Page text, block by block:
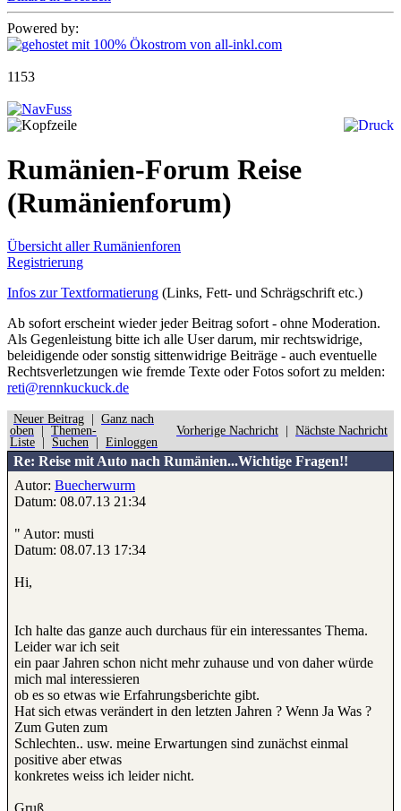
Powered by:
1153
Rumänien-Forum Reise
(Rumänienforum)
Übersicht aller Rumänienforen
Registrierung
Infos zur Textformatierung (Links, Fett- und Schrägschrift etc.)
Ab sofort erscheint wieder jeder Beitrag sofort - ohne Moderation.
Als Gegenleistung bitte ich alle User darum, mir rechtswidrige,
beleidigende oder sonstig sittenwidrige Beiträge - auch eventuelle
Rechtsverletzungen wie fremde Texte oder Fotos sofort zu melden:
reti@rennkuckuck.de
Neuer Beitrag
Ganz nach
oben
Themen-
Liste
Suchen Einloggen
Vorherige Nachricht Nächste Nachricht
Re: Reise mit Auto nach Rumänien...Wichtige Fragen!!
Autor: Buecherwurm
Datum: 08.07.13 21:34
" Autor: musti
Datum: 08.07.13 17:34
Hi,
Ich halte das ganze auch durchaus für ein interessantes Thema.
Leider war ich seit
ein paar Jahren schon nicht mehr zuhause und von daher würde
mich mal interessieren
ob es so etwas wie Erfahrungsberichte gibt.
Hat sich etwas verändert in den letzten Jahren ? Wenn Ja Was ?
Zum Guten zum
Schlechten.. usw. meine Erwartungen sind zunächst einmal
positive aber etwas
konkretes weiss ich leider nicht.